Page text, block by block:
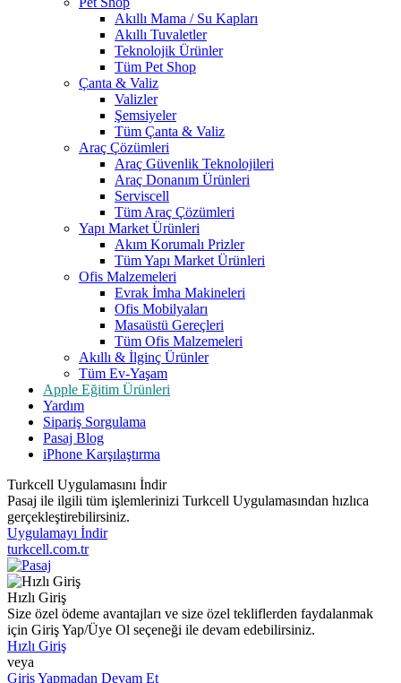
Akıllı Mama / Su Kapları
Akıllı Tuvaletler
Teknolojik Ürünler
Tüm Pet Shop
Çanta & Valiz
Valizler
Şemsiyeler
Tüm Çanta & Valiz
Araç Çözümleri
Araç Güvenlik Teknolojileri
Araç Donanım Ürünleri
Serviscell
Tüm Araç Çözümleri
Yapı Market Ürünleri
Akım Korumalı Prizler
Tüm Yapı Market Ürünleri
Ofis Malzemeleri
Evrak İmha Makineleri
Ofis Mobilyaları
Masaüstü Gereçleri
Tüm Ofis Malzemeleri
Akıllı & İlginç Ürünler
Tüm Ev-Yaşam
Apple Eğitim Ürünleri
Yardım
Sipariş Sorgulama
Pasaj Blog
iPhone Karşılaştırma
Turkcell Uygulamasını İndir
Pasaj ile ilgili tüm işlemlerinizi Turkcell Uygulamasından hızlıca
gerçekleştirebilirsiniz.
Uygulamayı İndir
turkcell.com.tr
Hızlı Giriş
Size özel ödeme avantajları ve size özel tekliflerden faydalanmak
için Giriş Yap/Üye Ol seçeneği ile devam edebilirsiniz.
Hızlı Giriş
veya
Giriş Yapmadan Devam Et